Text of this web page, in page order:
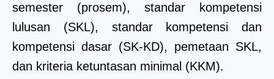
semester (prosem), standar kompetensi
lulusan (SKL), standar kompetensi dan
kompetensi dasar (SK-KD), pemetaan SKL,
dan kriteria ketuntasan minimal (KKM).